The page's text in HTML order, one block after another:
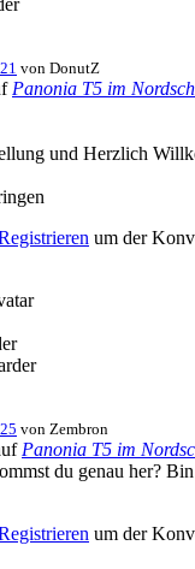
von DonutZ
Panonia T5 im
und Herzlich
um der
von Zembron
Panonia T5 im
du genau her?
um der